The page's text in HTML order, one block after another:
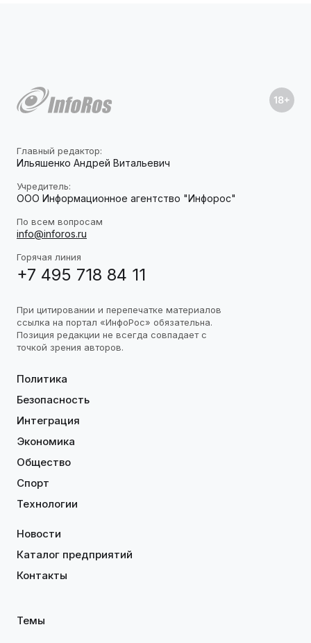
Главный редактор:
Ильяшенко Андрей Витальевич
Учредитель:
ООО Информационное агентство "Инфорос"
По всем вопросам
info@inforos.ru
Горячая линия
+7 495 718 84 11
При цитировании и перепечатке материалов
ссылка на портал «ИнфоРос» обязательна.
Позиция редакции не всегда совпадает с
точкой зрения авторов.
Политика
Безопасность
Интеграция
Экономика
Общество
Спорт
Технологии
Новости
Каталог предприятий
Контакты
Темы